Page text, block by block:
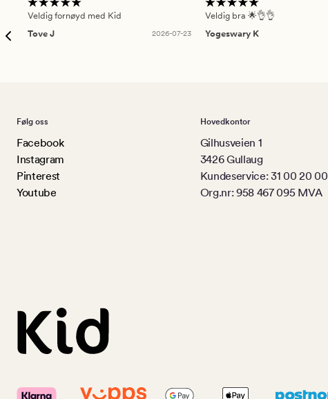
Veldig fornøyd med Kid
Tove J
2026-07-23
Veldig bra 🌟👌👌
Yogeswary K
Følg oss
Facebook
Instagram
Pinterest
Youtube
Hovedkontor
Gilhusveien 1
3426 Gullaug
Kundeservice: 31 00 20 00
Org.nr: 958 467 095 MVA